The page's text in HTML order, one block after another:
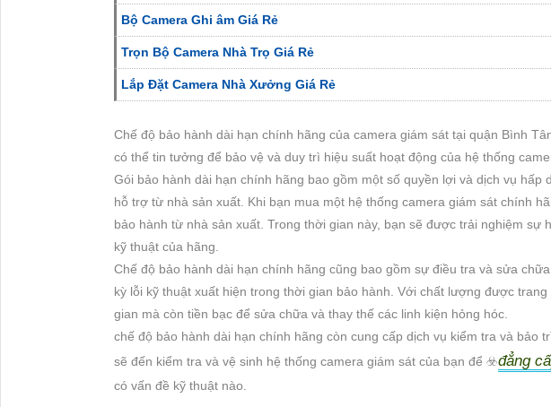
Bộ Camera Ghi âm Giá Rẻ
Trọn Bộ Camera Nhà Trọ Giá Rẻ
Lắp Đặt Camera Nhà Xưởng Giá Rẻ
Chế độ bảo hành dài hạn chính hãng của camera giám sát tại quận Bình
có thể tin tưởng để bảo vệ và duy trì hiệu suất hoạt động của hệ thống
Gói bảo hành dài hạn chính hãng bao gồm một số quyền lợi và dịch vụ hấp
hỗ trợ từ nhà sản xuất. Khi bạn mua một hệ thống camera giám sát chính
bảo hành từ nhà sản xuất. Trong thời gian này, bạn sẽ được trải nghiệm sự
kỹ thuật của hãng.
Chế độ bảo hành dài hạn chính hãng cũng bao gồm sự điều tra và sửa
kỳ lỗi kỹ thuật xuất hiện trong thời gian bảo hành. Với chất lượng được
gian mà còn tiền bạc để sửa chữa và thay thế các linh kiện hỏng hóc.
chế độ bảo hành dài hạn chính hãng còn cung cấp dịch vụ kiểm tra và bảo
sẽ đến kiểm tra và vệ sinh hệ thống camera giám sát của bạn để ☣️đẳng
có vấn đề kỹ thuật nào.